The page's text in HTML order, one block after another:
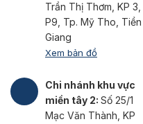
Trần Thị Thơm, KP 3,
P9, Tp. Mỹ Tho, Tiền
Giang
Xem bản đồ
Chi nhánh khu vực
miền tây 2: Số 25/1
Mạc Văn Thành, KP